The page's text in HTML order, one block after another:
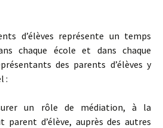
d’élèves représente un temps
chaque école et dans chaque
des parents d’élèves y
:
un rôle de médiation, à la
parent d’élève, auprès des autres